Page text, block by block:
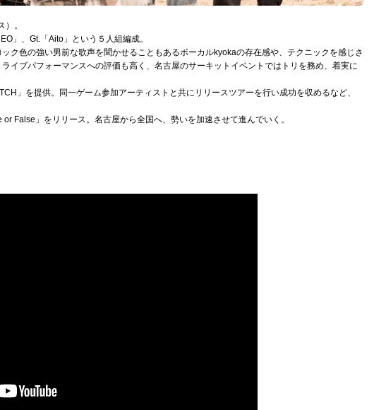
）。
」、Gt.「Aito」という５人組編成。
ク色の強い男前な歌声を聞かせることもあるボーカルkyokaの存在感や、テクニックを感じさ
イブパフォーマンスへの評価も高く、名古屋のサーキットイベントではトリを務め、着実に
」を提供。同一ゲーム参加アーティストと共にリリースツアーを行い成功を収めるなど、
False」をリリース。名古屋から全国へ、勢いを加速させて進んでいく。